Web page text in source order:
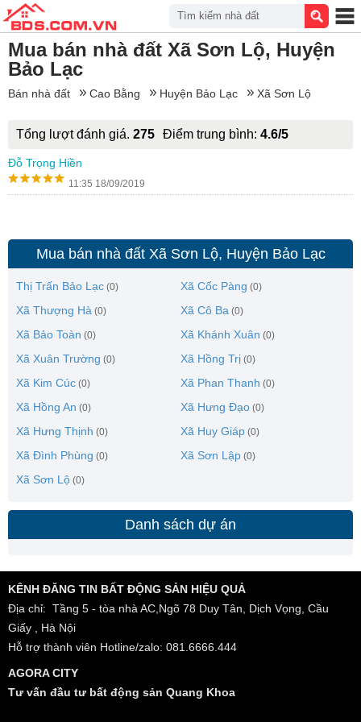
Mua bán nhà đất Xã Sơn Lộ, Huyện
Bảo Lạc
Bán nhà đất Cao Bằng Huyện Bảo Lạc Xã Sơn Lộ
Tổng lượt đánh giá. 275 Điểm trung bình: 4.6/5
Đỗ Trọng Hiền
11:35 18/09/2019
Mua bán nhà đất Xã Sơn Lộ, Huyện Bảo Lạc
Thị Trấn Bảo Lạc (0) Xã Cốc Pàng (0)
Xã Thượng Hà (0) Xã Cô Ba (0)
Xã Bảo Toàn (0) Xã Khánh Xuân (0)
Xã Xuân Trường (0) Xã Hồng Trị (0)
Xã Kim Cúc (0) Xã Phan Thanh (0)
Xã Hồng An (0) Xã Hưng Đạo (0)
Xã Hưng Thịnh (0) Xã Huy Giáp (0)
Xã Đình Phùng (0) Xã Sơn Lập (0)
Xã Sơn Lộ (0)
Danh sách dự án
Tìm kiếm nhà đất
KÊNH ĐĂNG TIN BẤT ĐỘNG SẢN HIỆU QUẢ
Địa chỉ: Tầng 5 - tòa nhà AC,Ngõ 78 Duy Tân, Dịch Vọng, Cầu
Giấy , Hà Nội
Hỗ trợ thành viên Hotline/zalo: 081.6666.444
AGORA CITY
Tư vấn đầu tư bất động sản Quang Khoa